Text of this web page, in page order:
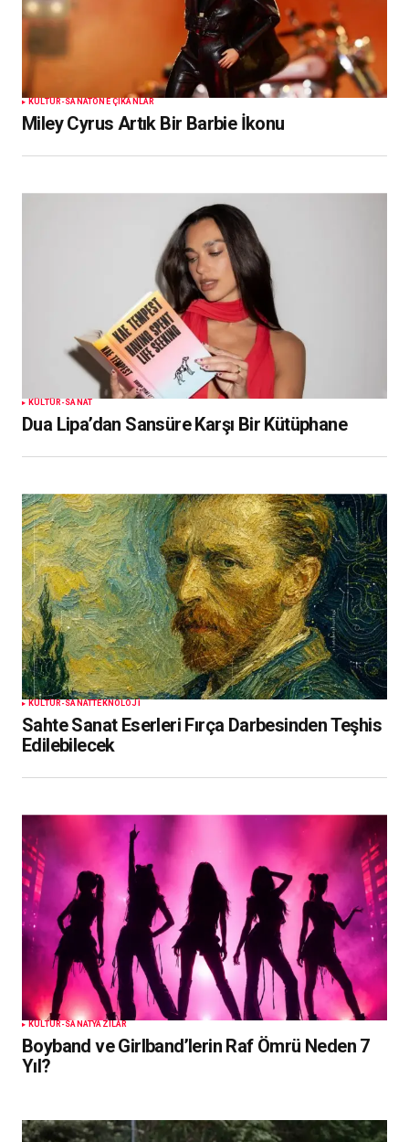
KÜLTÜR-SANATÖNE ÇIKANLAR
Miley Cyrus Artık Bir Barbie İkonu
KÜLTÜR-SANAT
Dua Lipa’dan Sansüre Karşı Bir Kütüphane
KÜLTÜR-SANATTEKNOLOJI
Sahte Sanat Eserleri Fırça Darbesinden Teşhis
Edilebilecek
KÜLTÜR-SANATYAZILAR
Boyband ve Girlband’lerin Raf Ömrü Neden 7
Yıl?